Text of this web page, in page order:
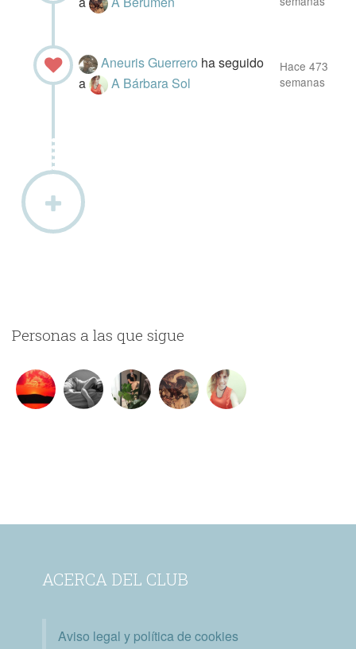
Aneuris Guerrero ha seguido
a
A Bárbara Sol
Hace 473
semanas
Personas a las que sigue
ACERCA DEL CLUB
Aviso legal y política de cookies